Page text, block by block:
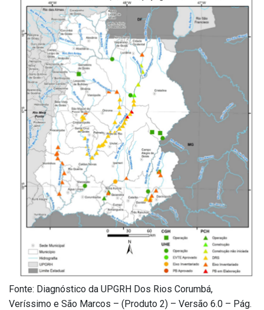
Fonte: Diagnóstico da UPGRH Dos Rios Corumbá,
Veríssimo e São Marcos – (Produto 2) – Versão 6.0 – Pág.